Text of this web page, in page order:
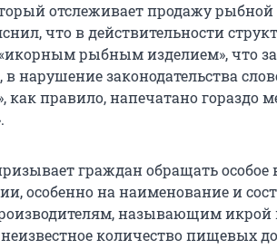
отслеживает продажу
что в действительности
рыбным изделием», что
в нарушение законодательства
как правило, напечатано гораздо
граждан обращать
особенно на наименование и
называющим икрой
количество пищевых